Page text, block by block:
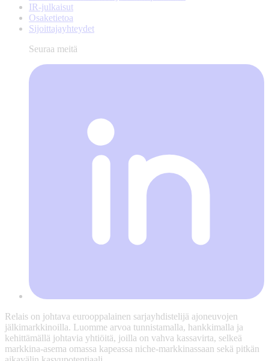
IR-julkaisut
Osaketietoa
Sijoittajayhteydet
Seuraa meitä
Relais on johtava eurooppalainen sarjayhdistelijä ajoneuvojen
jälkimarkkinoilla. Luomme arvoa tunnistamalla, hankkimalla ja
kehittämällä johtavia yhtiöitä, joilla on vahva kassavirta, selkeä
markkina-asema omassa kapeassa niche-markkinassaan sekä pitkän